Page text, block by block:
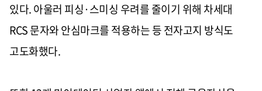
있다. 아울러 피싱·스미싱 우려를 줄이기 위해 차세대
RCS 문자와 안심마크를 적용하는 등 전자고지 방식도
고도화했다.